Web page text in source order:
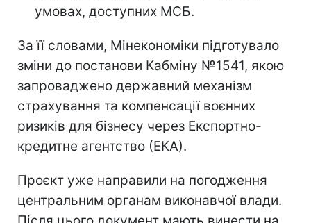
умовах, доступних МСБ.
За її словами, Мінекономіки підготувало
зміни до постанови Кабміну №1541, якою
запроваджено державний механізм
страхування та компенсації воєнних
ризиків для бізнесу через Експортно-
кредитне агентство (ЕКА).
Проєкт уже направили на погодження
центральним органам виконавчої влади.